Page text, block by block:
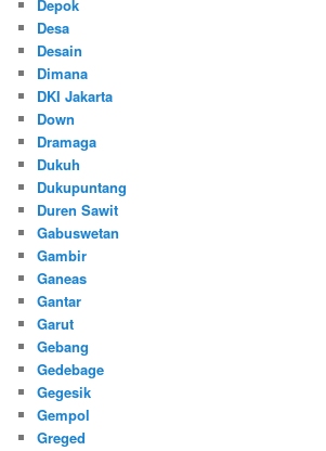
Depok
Desa
Desain
Dimana
DKI Jakarta
Down
Dramaga
Dukuh
Dukupuntang
Duren Sawit
Gabuswetan
Gambir
Ganeas
Gantar
Garut
Gebang
Gedebage
Gegesik
Gempol
Greged